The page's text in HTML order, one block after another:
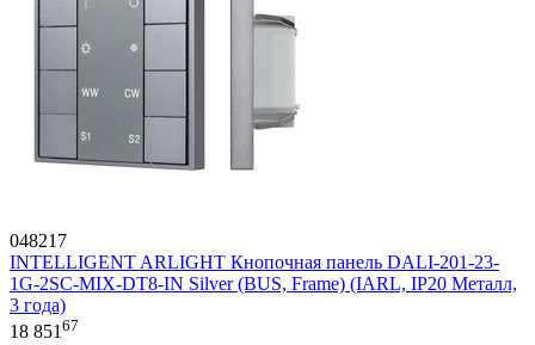
048217
INTELLIGENT ARLIGHT Кнопочная панель DALI-201-23-
1G-2SC-MIX-DT8-IN Silver (BUS, Frame) (IARL, IP20 Металл,
3 года)
18 85167